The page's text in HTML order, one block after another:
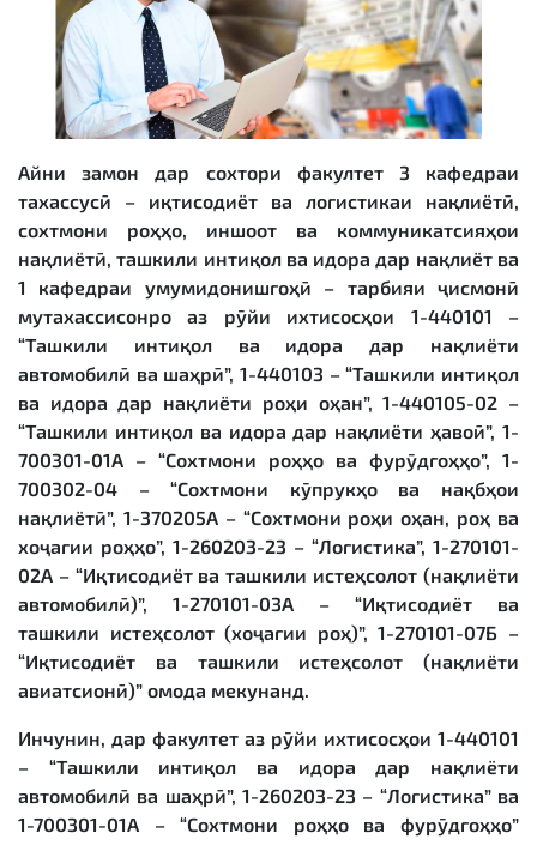
Айни замон дар сохтори факултет 3 кафедраи
тахассусӣ – иқтисодиёт ва логистикаи нақлиётӣ,
сохтмони роҳҳо, иншоот ва коммуникатсияҳои
нақлиётӣ, ташкили интиқол ва идора дар нақлиёт ва
1 кафедраи умумидонишгоҳӣ – тарбияи ҷисмонӣ
мутахассисонро аз рӯйи ихтисосҳои 1-440101 –
“Ташкили интиқол ва идора дар нақлиёти
автомобилӣ ва шаҳрӣ”, 1-440103 – “Ташкили интиқол
ва идора дар нақлиёти роҳи оҳан”, 1-440105-02 –
“Ташкили интиқол ва идора дар нақлиёти ҳавоӣ”, 1-
700301-01А – “Сохтмони роҳҳо ва фурӯдгоҳҳо”, 1-
700302-04 – “Сохтмони кӯпрукҳо ва нақбҳои
нақлиётӣ”, 1-370205А – “Сохтмони роҳи оҳан, роҳ ва
хоҷагии роҳҳо”, 1-260203-23 – “Логистика”, 1-270101-
02А – “Иқтисодиёт ва ташкили истеҳсолот (нақлиёти
автомобилӣ)”, 1-270101-03А – “Иқтисодиёт ва
ташкили истеҳсолот (хоҷагии роҳ)”, 1-270101-07Б –
“Иқтисодиёт ва ташкили истеҳсолот (нақлиёти
авиатсионӣ)” омода мекунанд.
Инчунин, дар факултет аз рӯйи ихтисосҳои 1-440101
– “Ташкили интиқол ва идора дар нақлиёти
автомобилӣ ва шаҳрӣ”, 1-260203-23 – “Логистика” ва
1-700301-01А – “Сохтмони роҳҳо ва фурӯдгоҳҳо”